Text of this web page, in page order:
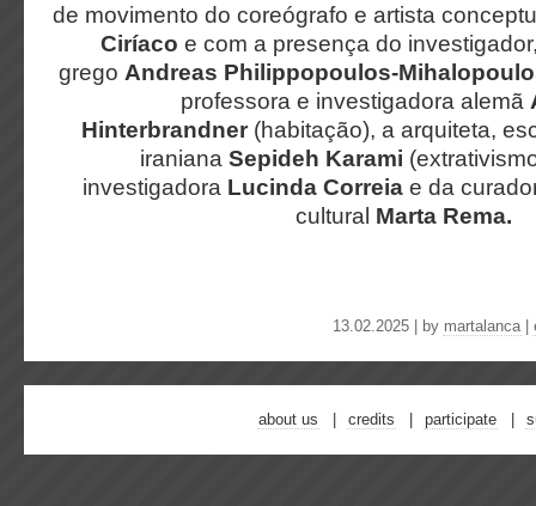
de movimento do coreógrafo e artista
Ciríaco e com a presença do
grego Andreas Philippopoulos-
professora e investigadora alemã
Hinterbrandner(habitação), a arquiteta,
iraniana Sepideh Karami
investigadora Lucinda Correia e da
cultural Marta Rema.
13.02.2025 | by martalanca|
about us credits participate